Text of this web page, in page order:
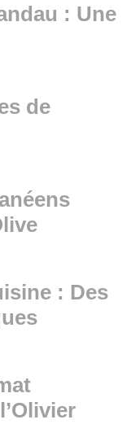
: Une
de
: Des